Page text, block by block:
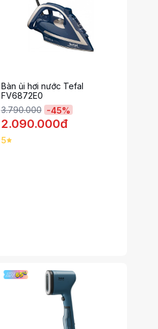
Bàn ủi hơi nước Tefal
FV6872E0
3.790.000 -45%
2.090.000đ
5